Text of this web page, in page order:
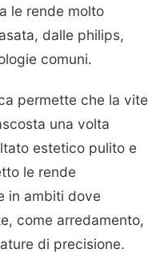
le rende molto
dalle philips,
comuni.
permette che la vite
una volta
estetico pulito e
le rende
in ambiti dove
come arredamento,
di precisione.